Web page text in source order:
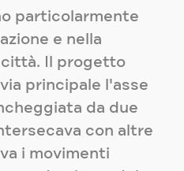
particolarmente
e nella
città. Il progetto
principale l'asse
da due
con altre
i movimenti